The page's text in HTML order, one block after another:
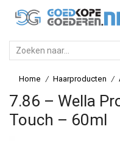
Home / Haarproducten /
7.86 – Wella
Touch – 60ml